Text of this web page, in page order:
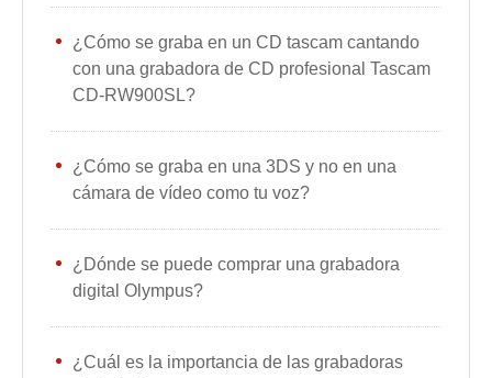
¿Cómo se graba en un CD tascam cantando
con una grabadora de CD profesional Tascam
CD-RW900SL?
¿Cómo se graba en una 3DS y no en una
cámara de vídeo como tu voz?
¿Dónde se puede comprar una grabadora
digital Olympus?
¿Cuál es la importancia de las grabadoras